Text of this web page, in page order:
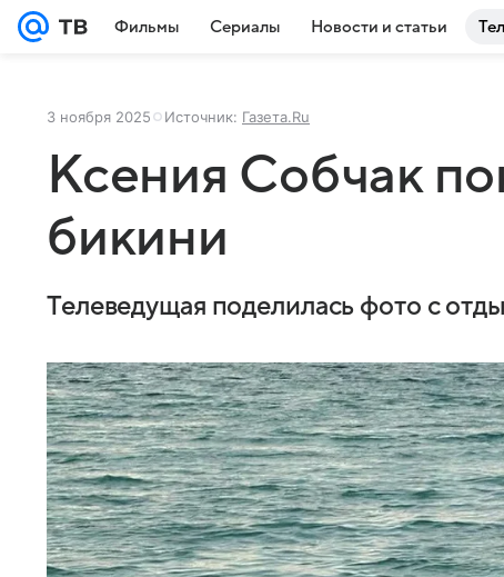
Фильмы Сериалы Новости и статьи
3 ноября 2025 Источник: Газета.Ru
Ксения Собчак
бикини
Телеведущая поделилась фото с